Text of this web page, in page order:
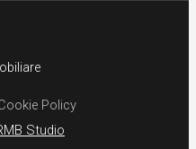
Policy
Studio